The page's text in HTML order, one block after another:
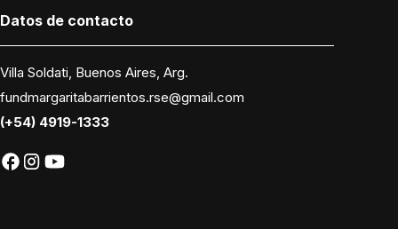
Datos de contacto
Villa Soldati, Buenos Aires, Arg.
fundmargaritabarrientos.rse@gmail.com
(+54) 4919-1333